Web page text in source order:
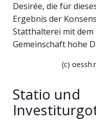
Desirée, die für
Ergebnis der
Statthalterei mit
Gemeinschaft hohe
(c)
Statio und